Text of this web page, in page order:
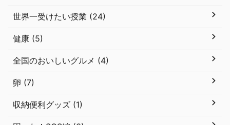
世界一受けたい授業 (24)
健康 (5)
全国のおいしいグルメ (4)
卵 (7)
収納便利グッズ (1)